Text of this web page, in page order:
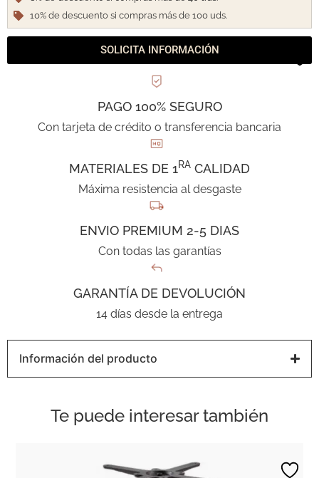
10% de descuento si compras más de 100 uds.
SOLICITA INFORMACIÓN
PAGO 100% SEGURO
Con tarjeta de crédito o transferencia bancaria
MATERIALES DE 1RA CALIDAD
Máxima resistencia al desgaste
ENVIO PREMIUM 2-5 DIAS
Con todas las garantías
GARANTÍA DE DEVOLUCIÓN
14 días desde la entrega
Información del producto
Te puede interesar también